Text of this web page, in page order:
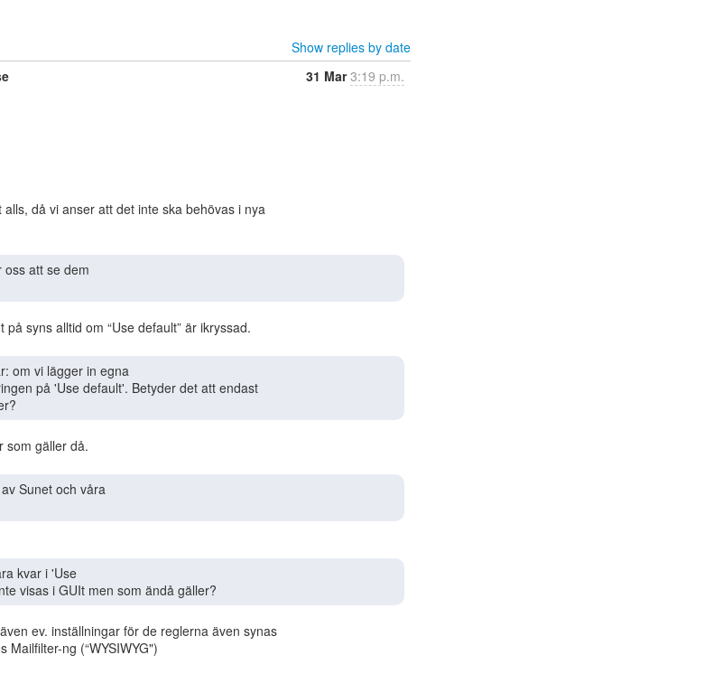
Show replies by date
31 Mar 3:19 p.m.
då vi anser att det inte ska behövas i nya
på 'Use default'. Betyder det att endast
visas i GUIt men som ändå gäller?
ev. inställningar för de reglerna även synas
ng (“WYSIWYG")